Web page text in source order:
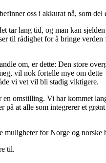
oss i akkurat nå, som
lang tid, og man kan
til rådighet for å bringe
om, er dette: Den store
vil nok fortelle mye om
vi vet vil bli stadig viktigere.
omstilling. Vi har kommet
at alle som integrerer et
for Norge og norske
til.